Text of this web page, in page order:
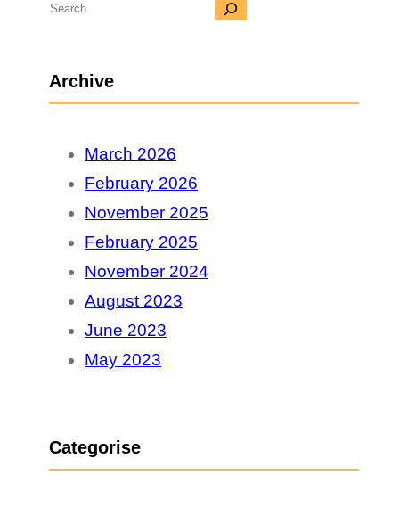
S
Archive
March 2026
February 2026
November 2025
February 2025
November 2024
August 2023
June 2023
May 2023
Categorise